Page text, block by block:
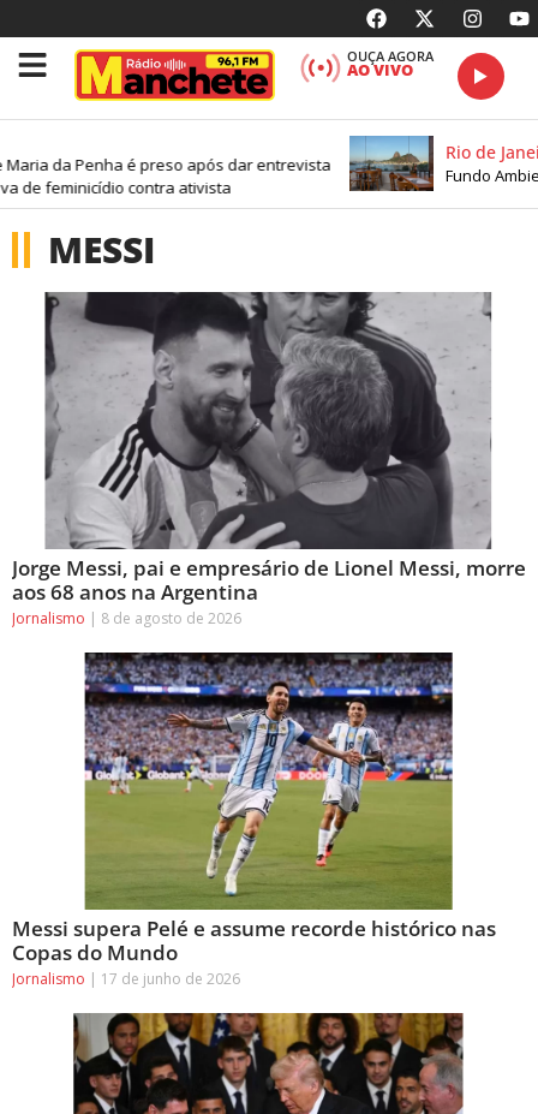
OUÇA AGORA
AO VIVO
da Penha é preso após dar entrevista
feminicídio contra ativista
Rio de Janeiro
Fundo
MESSI
Jorge Messi, pai e empresário de Lionel Messi, morre
aos 68 anos na Argentina
Jornalismo 8 de agosto de 2026
Messi supera Pelé e assume recorde histórico nas
Copas do Mundo
Jornalismo 17 de junho de 2026